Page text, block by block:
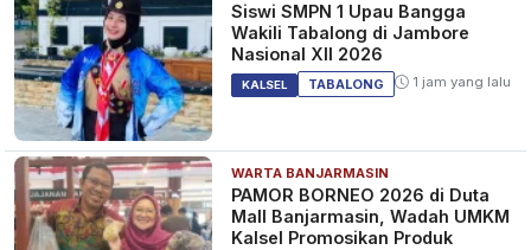
Siswi SMPN 1 Upau Bangga
Wakili Tabalong di Jambore
Nasional XII 2026
KALSEL TABALONG 1 jam yang lalu
WARTA BANJARMASIN
PAMOR BORNEO 2026 di Duta
Mall Banjarmasin, Wadah UMKM
Kalsel Promosikan Produk